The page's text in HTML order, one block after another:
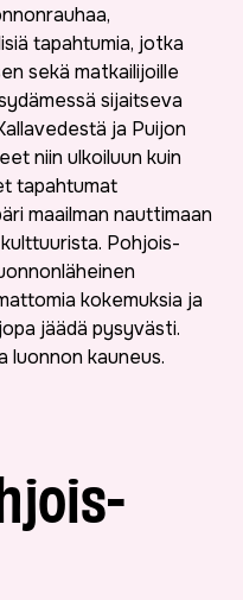
tapahtumia, jotka
sekä matkailijoille
sijaitseva
ja Puijon
niin ulkoiluun kuin
tapahtumat
maailman nauttimaan
Pohjois-
kokemuksia ja
jäädä pysyvästi.
luonnon kauneus.